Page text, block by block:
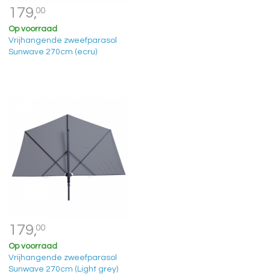
179,00
Op voorraad
Vrijhangende zweefparasol
Sunwave 270cm (ecru)
179,00
Op voorraad
Vrijhangende zweefparasol
Sunwave 270cm (Light grey)